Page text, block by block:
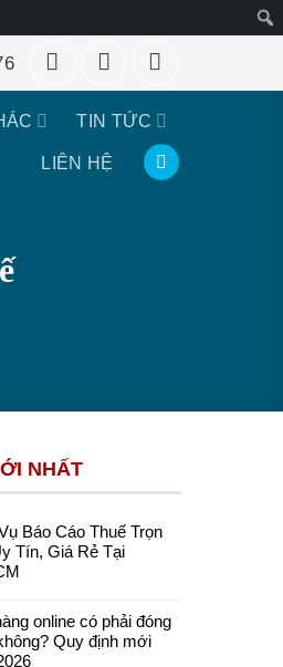
kiếm
TIN TỨC
LIÊN HỆ
NHẤT
Báo Cáo Thuế Trọn
Tín, Giá Rẻ Tại
online có phải đóng
Quy định mới